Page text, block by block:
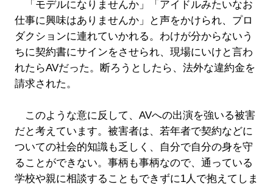
「モデルになりませんか」「アイドルみたいなお
仕事に興味はありませんか」と声をかけられ、プロ
ダクションに連れていかれる。わけが分からないう
ちに契約書にサインをさせられ、現場にいけと言わ
れたらAVだった。断ろうとしたら、法外な違約金を
請求された。
このような意に反して、AVへの出演を強いる被害
だと考えています。被害者は、若年者で契約などに
ついての社会的知識も乏しく、自分で自分の身を守
ることができない。事柄も事柄なので、通っている
学校や親に相談することもできずに1人で抱えてしま